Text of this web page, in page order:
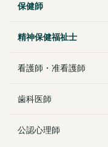
保健師
精神保健福祉士
看護師・准看護師
歯科医師
公認心理師